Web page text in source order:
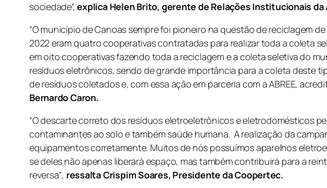
sociedade”,explica Helen Brito, gerente de Relações Institucionais da
“O município de Canoas sempre foi pioneiro na questão de reciclagem
2022 eram quatro cooperativas contratadas para realizar toda a coleta
em oito cooperativas fazendo toda a reciclagem e a coleta seletiva do
resíduos eletrônicos, sendo de grande importância para a coleta deste
de resíduos coletados e, com essa ação em parceria com a ABREE,
Bernardo Caron.
“O descarte correto dos resíduos eletroeletrônicos e eletrodomésticos
contaminantes ao solo e também saúde humana. A realização da
equipamentos corretamente. Muitos de nós possuímos aparelhos
se deles não apenas liberará espaço, mas também contribuirá para a
reversa”, ressalta Crispim Soares, Presidente da Coopertec.